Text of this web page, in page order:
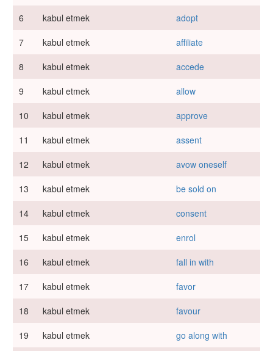
6
kabul etmek
adopt
7
kabul etmek
affiliate
8
kabul etmek
accede
9
kabul etmek
allow
10
kabul etmek
approve
11
kabul etmek
assent
12
kabul etmek
avow oneself
13
kabul etmek
be sold on
14
kabul etmek
consent
15
kabul etmek
enrol
16
kabul etmek
fall in with
17
kabul etmek
favor
18
kabul etmek
favour
19
kabul etmek
go along with